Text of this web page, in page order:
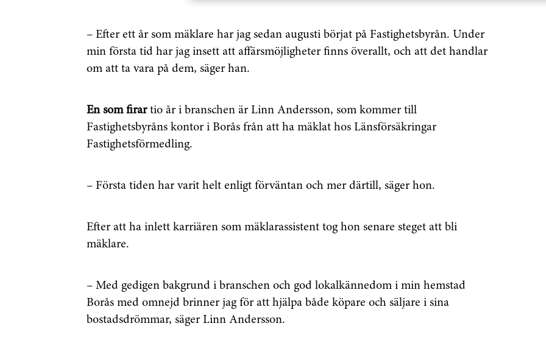
– Efter ett år som mäklare har jag sedan augusti börjat på Fastighetsbyrån. Under
min första tid har jag insett att affärsmöjligheter finns överallt, och att det handlar
om att ta vara på dem, säger han.
En som firartio år i branschen är Linn Andersson, som kommer till
Fastighetsbyråns kontor i Borås från att ha mäklat hos Länsförsäkringar
Fastighetsförmedling.
– Första tiden har varit helt enligt förväntan och mer därtill, säger hon.
Efter att ha inlett karriären som mäklarassistent tog hon senare steget att bli
mäklare.
– Med gedigen bakgrund i branschen och god lokalkännedom i min hemstad
Borås med omnejd brinner jag för att hjälpa både köpare och säljare i sina
bostadsdrömmar, säger Linn Andersson.